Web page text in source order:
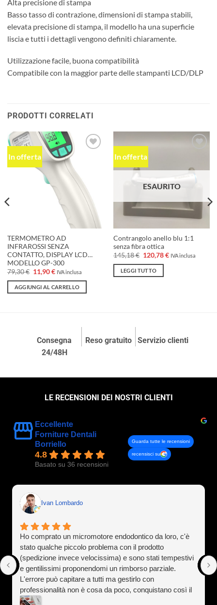
Alta precisione di stampa
Basso tasso di contrazione, dimensioni di stampa stabili,
elevata precisione di stampa, il modello ha una superficie
liscia e tutti i dettagli vengono definiti chiaramente.
Utilizzazione facile, buona compatibilità
Compatibile con la maggior parte delle stampanti LCD/DLP
PRODOTTI CORRELATI
In offerta
desideri
TERMOMETRO AD
INFRAROSSI SENZA
CONTATTO, DISPLAY LCD…
MODELLO GP-300
79,30€ Il
prezzo
originale
era:
11,90€Il
attuale
è:
IVA inclusa
AGGIUNGI AL CARRELLO
In offerta
dei
desideri
ESAURITO
Contrangolo anello blu 1:1
senza fibra ottica
145,18€ Il
prezzo
originale
era:
120,78€IlIVA inclusa
LEGGI TUTTO
Consegna
24/48H
Reso gratuito Servizio clienti
LE RECENSIONI DEI NOSTRI CLIENTI
Eccellente
Forniture Dentali
Borriello
4.8
Basato su 36 recensioni
Guarda tutte le recensioni
recensisci su
Ivan Lombardo
Ho comprato un micromotore endodontico da loro, c'è
stato qualche piccolo problema con il prodotto
(spedizione invece velocissima) e sono stati tempestivi
e gentilissimi proponendomi un rimborso parziale.
L'errore può capitare a tutti ma gestirlo con
professionalità non è cosa da poco, conquistano così il
cliente a vita). Assolutamente consigliati